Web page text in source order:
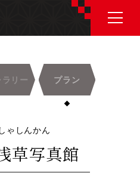
タルサイト
ラリー プラン
ゃしんかん
草写真館